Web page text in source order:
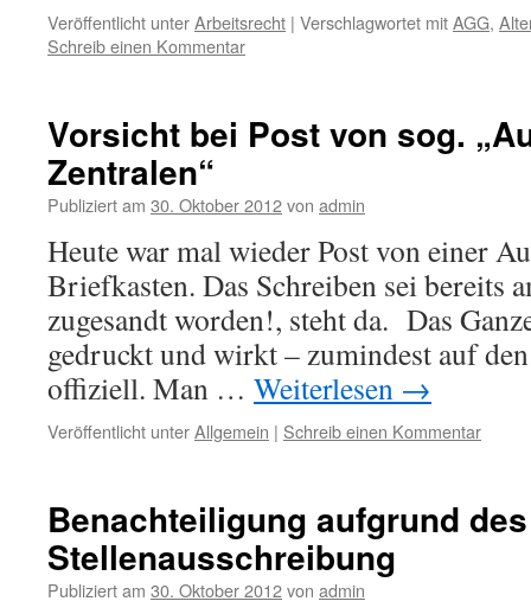
Veröffentlicht unterArbeitsrecht | Verschlagwortet mitAGG,
Schreib einen Kommentar
Vorsicht bei Post von sog.
Zentralen“
Publiziert am 30. Oktober 2012von admin
Heute war mal wieder Post von einer
Briefkasten. Das Schreiben sei bereits
zugesandt worden!, steht da. Das
gedruckt und wirkt – zumindest auf
offiziell. Man … Weiterlesen →
Veröffentlicht unterAllgemein | Schreib einen Kommentar
Benachteiligung aufgrund
Stellenausschreibung
Publiziert am 30. Oktober 2012von admin